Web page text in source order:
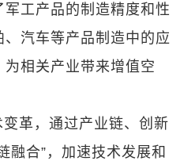
工产品的制造精度和性
汽车等产品制造中的应
相关产业带来增值空
革，通过产业链、创新
融合”，加速技术发展和